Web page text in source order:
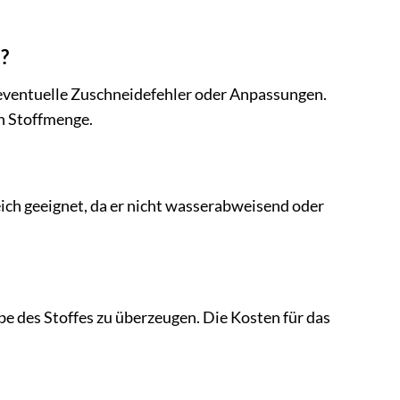
Zuschneidefehler oder Anpassungen.
Stoffmenge.
geeignet, da er nicht wasserabweisend oder
des Stoffes zu überzeugen. Die Kosten für das